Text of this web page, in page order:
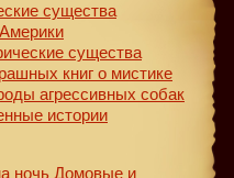
существа
существа
книг о мистике
агрессивных собак
истории
ночь Домовые и